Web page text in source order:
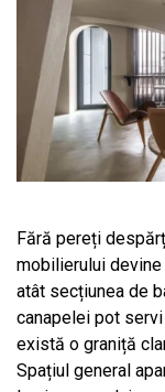
Fără pereți
mobilierului
atât secțiunea de
canapelei pot
există o graniță
Spațiul general